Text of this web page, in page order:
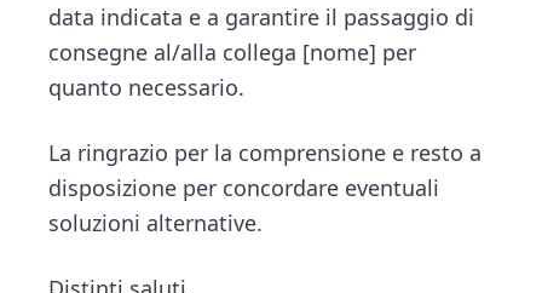
data indicata e a garantire il passaggio di
consegne al/alla collega [nome] per
quanto necessario.
La ringrazio per la comprensione e resto a
disposizione per concordare eventuali
soluzioni alternative.